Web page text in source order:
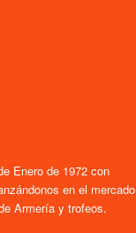
Enero de 1972 con
en el mercado
Armería y trofeos.